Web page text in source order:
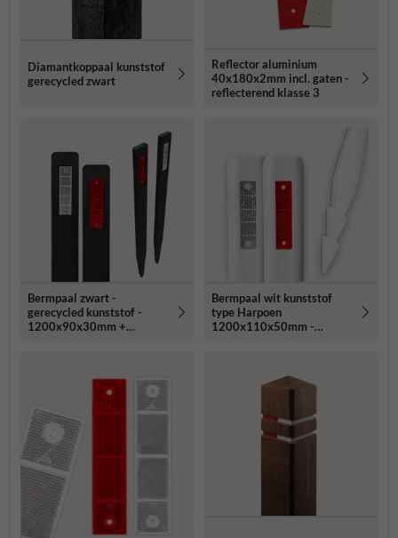
Diamantkoppaal kunststof
gerecycled zwart
Reflector aluminium
40x180x2mm incl. gaten -
reflecterend klasse 3
Bermpaal zwart -
gerecycled kunststof -
1200x90x30mm +
Bermpaal wit kunststof
type Harpoen
1200x110x50mm -